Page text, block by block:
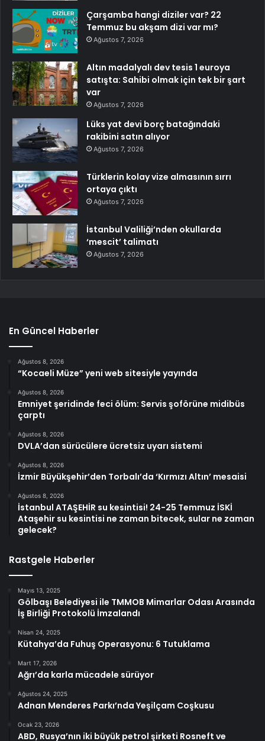
Çarşamba hangi diziler var? 22
Temmuz bu akşam dizi var mı?
Ağustos 7, 2026
Altın madalyalı dev tesis 1 euroya
satışta: Sahibi olmak için tek bir şart
var
Ağustos 7, 2026
Lüks yat devi borç batağındaki
rakibini satın alıyor
Ağustos 7, 2026
Türklerin kolay vize almasının sırrı
ortaya çıktı
Ağustos 7, 2026
İstanbul Valiliği’nden okullarda
‘mescit’ talimatı
Ağustos 7, 2026
En Güncel Haberler
Ağustos 8, 2026
“Kocaeli Müze” yeni web sitesiyle yayında
Ağustos 8, 2026
Emniyet şeridinde feci ölüm: Servis şoförüne midibüs
çarptı
Ağustos 8, 2026
DVLA’dan sürücülere ücretsiz uyarı sistemi
Ağustos 8, 2026
İzmir Büyükşehir’den Torbalı’da ‘Kırmızı Altın’ mesaisi
Ağustos 8, 2026
İstanbul ATAŞEHİR su kesintisi! 24-25 Temmuz İSKİ
Ataşehir su kesintisi ne zaman bitecek, sular ne zaman
gelecek?
Rastgele Haberler
Mayıs 13, 2025
Gölbaşı Belediyesi ile TMMOB Mimarlar Odası Arasında
İş Birliği Protokolü İmzalandı
Nisan 24, 2025
Kütahya’da Fuhuş Operasyonu: 6 Tutuklama
Mart 17, 2026
Ağrı’da karla mücadele sürüyor
Ağustos 24, 2025
Adnan Menderes Parkı’nda Yeşilçam Coşkusu
Ocak 23, 2026
ABD, Rusya’nın iki büyük petrol şirketi Rosneft ve